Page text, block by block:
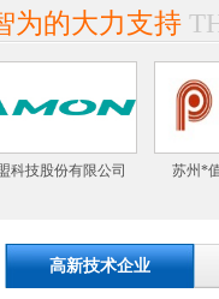
为的大力支持
电子工业有限公司 前途
高新技术企业